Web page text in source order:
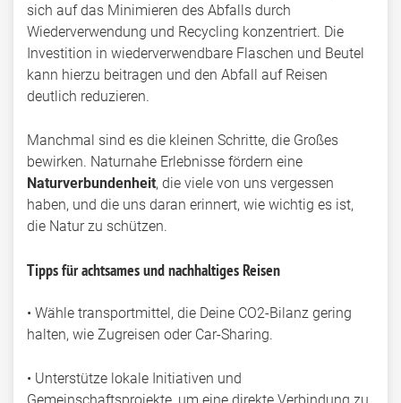
sich auf das Minimieren des Abfalls durch
Wiederverwendung und Recycling konzentriert. Die
Investition in wiederverwendbare Flaschen und Beutel
kann hierzu beitragen und den Abfall auf Reisen
deutlich reduzieren.
Manchmal sind es die kleinen Schritte, die Großes
bewirken. Naturnahe Erlebnisse fördern eine
Naturverbundenheit, die viele von uns vergessen
haben, und die uns daran erinnert, wie wichtig es ist,
die Natur zu schützen.
Tipps für achtsames und nachhaltiges Reisen
• Wähle transportmittel, die Deine CO2-Bilanz gering
halten, wie Zugreisen oder Car-Sharing.
• Unterstütze lokale Initiativen und
Gemeinschaftsprojekte, um eine direkte Verbindung zu